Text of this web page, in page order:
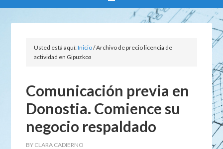
Usted está aquí:Inicio/Archivo de precio licencia de
actividad en Gipuzkoa
Comunicación previa en
Donostia. Comience su
negocio respaldado
BY CLARA CADIERNO